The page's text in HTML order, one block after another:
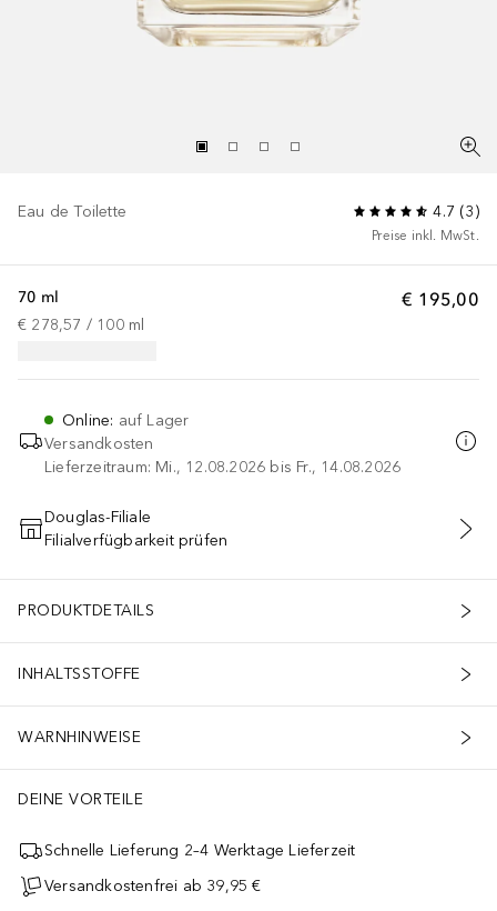
Eau de Toilette 4.7 (3)
Preise inkl. MwSt.
€ 195,00
70 ml
€ 278,57 / 100 ml
Online: auf Lager
Versandkosten
Lieferzeitraum: Mi., 12.08.2026 bis Fr., 14.08.2026
IN DEN WARENKORB
Douglas-Filiale
Filialverfügbarkeit prüfen
PRODUKTDETAILS
INHALTSSTOFFE
WARNHINWEISE
DEINE VORTEILE
Schnelle Lieferung 2–4 Werktage Lieferzeit
Versandkostenfrei ab 39,95 €